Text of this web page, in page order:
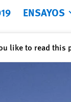
ENSAYOS
like to read this